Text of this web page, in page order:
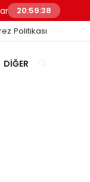
2026’da yeni
20:59:40
Politikası
DIĞER